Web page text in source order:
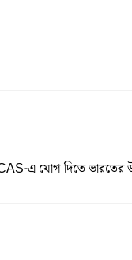
FCAS-এ যোগ দিতে